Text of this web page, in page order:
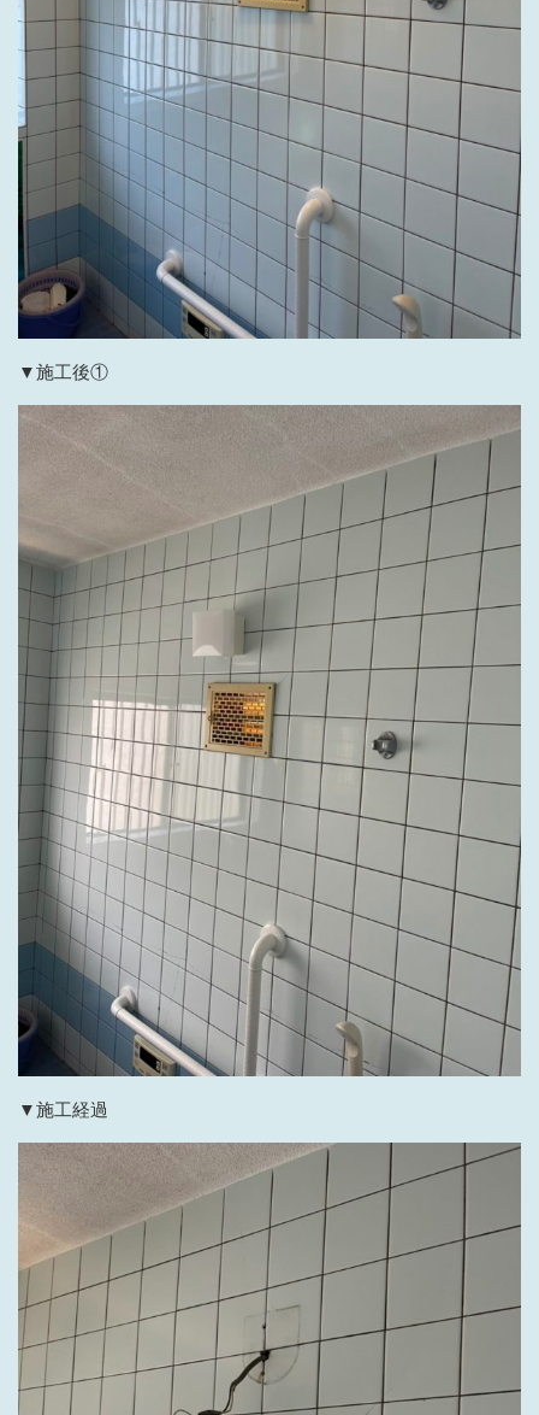
▼施工後①
▼施工経過